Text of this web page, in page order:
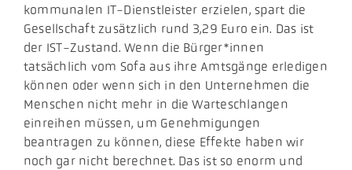
kommunalen IT-Dienstleister erzielen, spart die
Gesellschaft zusätzlich rund 3,29 Euro ein. Das ist
der IST-Zustand. Wenn die Bürger*innen
tatsächlich vom Sofa aus ihre Amtsgänge erledigen
können oder wenn sich in den Unternehmen die
Menschen nicht mehr in die Warteschlangen
einreihen müssen, um Genehmigungen
beantragen zu können, diese Effekte haben wir
noch gar nicht berechnet. Das ist so enorm und